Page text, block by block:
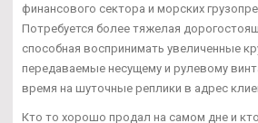
финансового сектора и морских
Потребуется более тяжелая
способная воспринимать увеличенные
передаваемые несущему и рулевому
время на шуточные реплики в адрес
Кто то хорошо продал на самом дне и